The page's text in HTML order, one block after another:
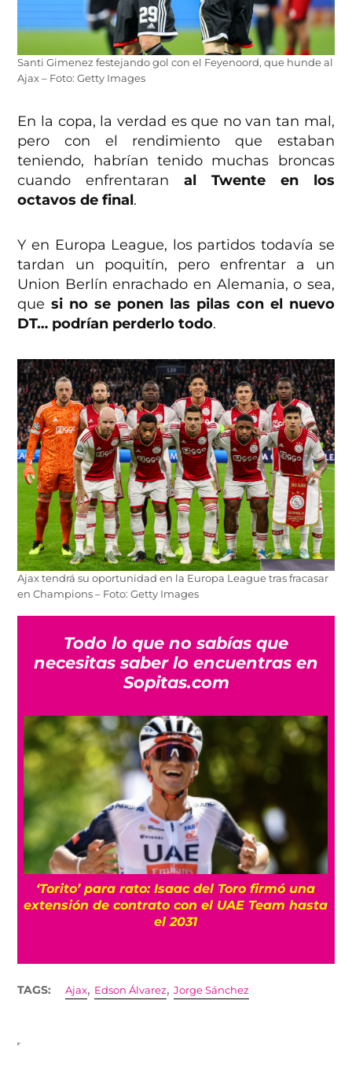
Santi Gimenez festejando gol con el Feyenoord, que hunde al
Ajax – Foto: Getty Images
En la copa, la verdad es que no van tan mal,
pero con el rendimiento que estaban
teniendo, habrían tenido muchas broncas
cuando enfrentaranal Twente en los
octavos de final.
Y en Europa League, los partidos todavía se
tardan un poquitín, pero enfrentar a un
Union Berlín enrachado en Alemania, o sea,
quesi no se ponen las pilas con el nuevo
DT… podrían perderlo todo.
Ajax tendrá su oportunidad en la Europa League tras fracasar
en Champions – Foto: Getty Images
Todo lo que no sabías que
necesitas saber lo encuentras en
Sopitas.com
‘Torito’ para rato: Isaac del Toro firmó una
extensión de contrato con el UAE Team hasta
el 2031
TAGS: Ajax, Edson Álvarez,Jorge Sánchez